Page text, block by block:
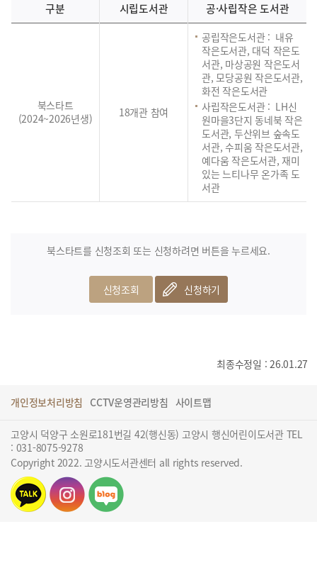
구분 시립도서관 공·사립작은 도서관
북스타트
(2024~2026년생)
18개관 참여
공립작은도서관 : 내유
작은도서관, 대덕 작은도
서관, 마상공원 작은도서
관, 모당공원 작은도서관,
화전 작은도서관
사립작은도서관 : LH신
원마을3단지 동네북 작은
도서관, 두산위브 숲속도
서관, 수피움 작은도서관,
예다움 작은도서관, 재미
있는 느티나무 온가족 도
서관
북스타트를 신청조회 또는 신청하려면 버튼을 누르세요.
신청조회 신청하기
최종수정일 : 26.01.27
개인정보처리방침 CCTV운영관리방침 사이트맵
고양시 덕양구 소원로181번길 42(행신동) 고양시 행신어린이도서관 TEL
: 031-8075-9278
Copyright 2022. 고양시도서관센터 all rights reserved.